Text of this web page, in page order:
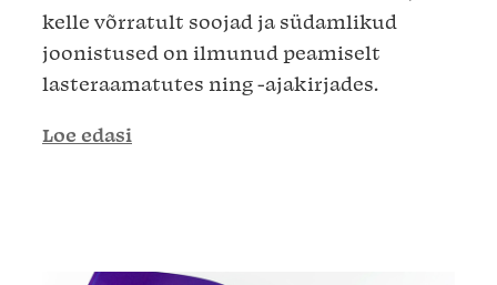
kelle võrratult soojad ja südamlikud
joonistused on ilmunud peamiselt
lasteraamatutes ning -ajakirjades.
Loe edasi